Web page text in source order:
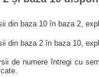
din baza 10 în baza 2,
din baza 2 în baza 10,
de numere întregi cu